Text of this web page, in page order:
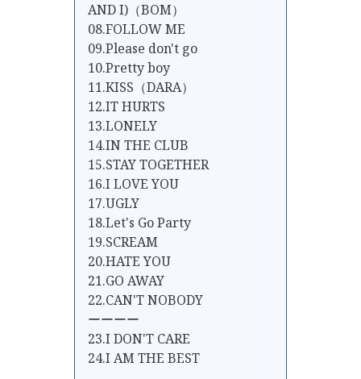
AND I)（BOM）
08.FOLLOW ME
09.Please don't go
10.Pretty boy
11.KISS（DARA）
12.IT HURTS
13.LONELY
14.IN THE CLUB
15.STAY TOGETHER
16.I LOVE YOU
17.UGLY
18.Let's Go Party
19.SCREAM
20.HATE YOU
21.GO AWAY
22.CAN'T NOBODY
ーーーー
23.I DON'T CARE
24.I AM THE BEST